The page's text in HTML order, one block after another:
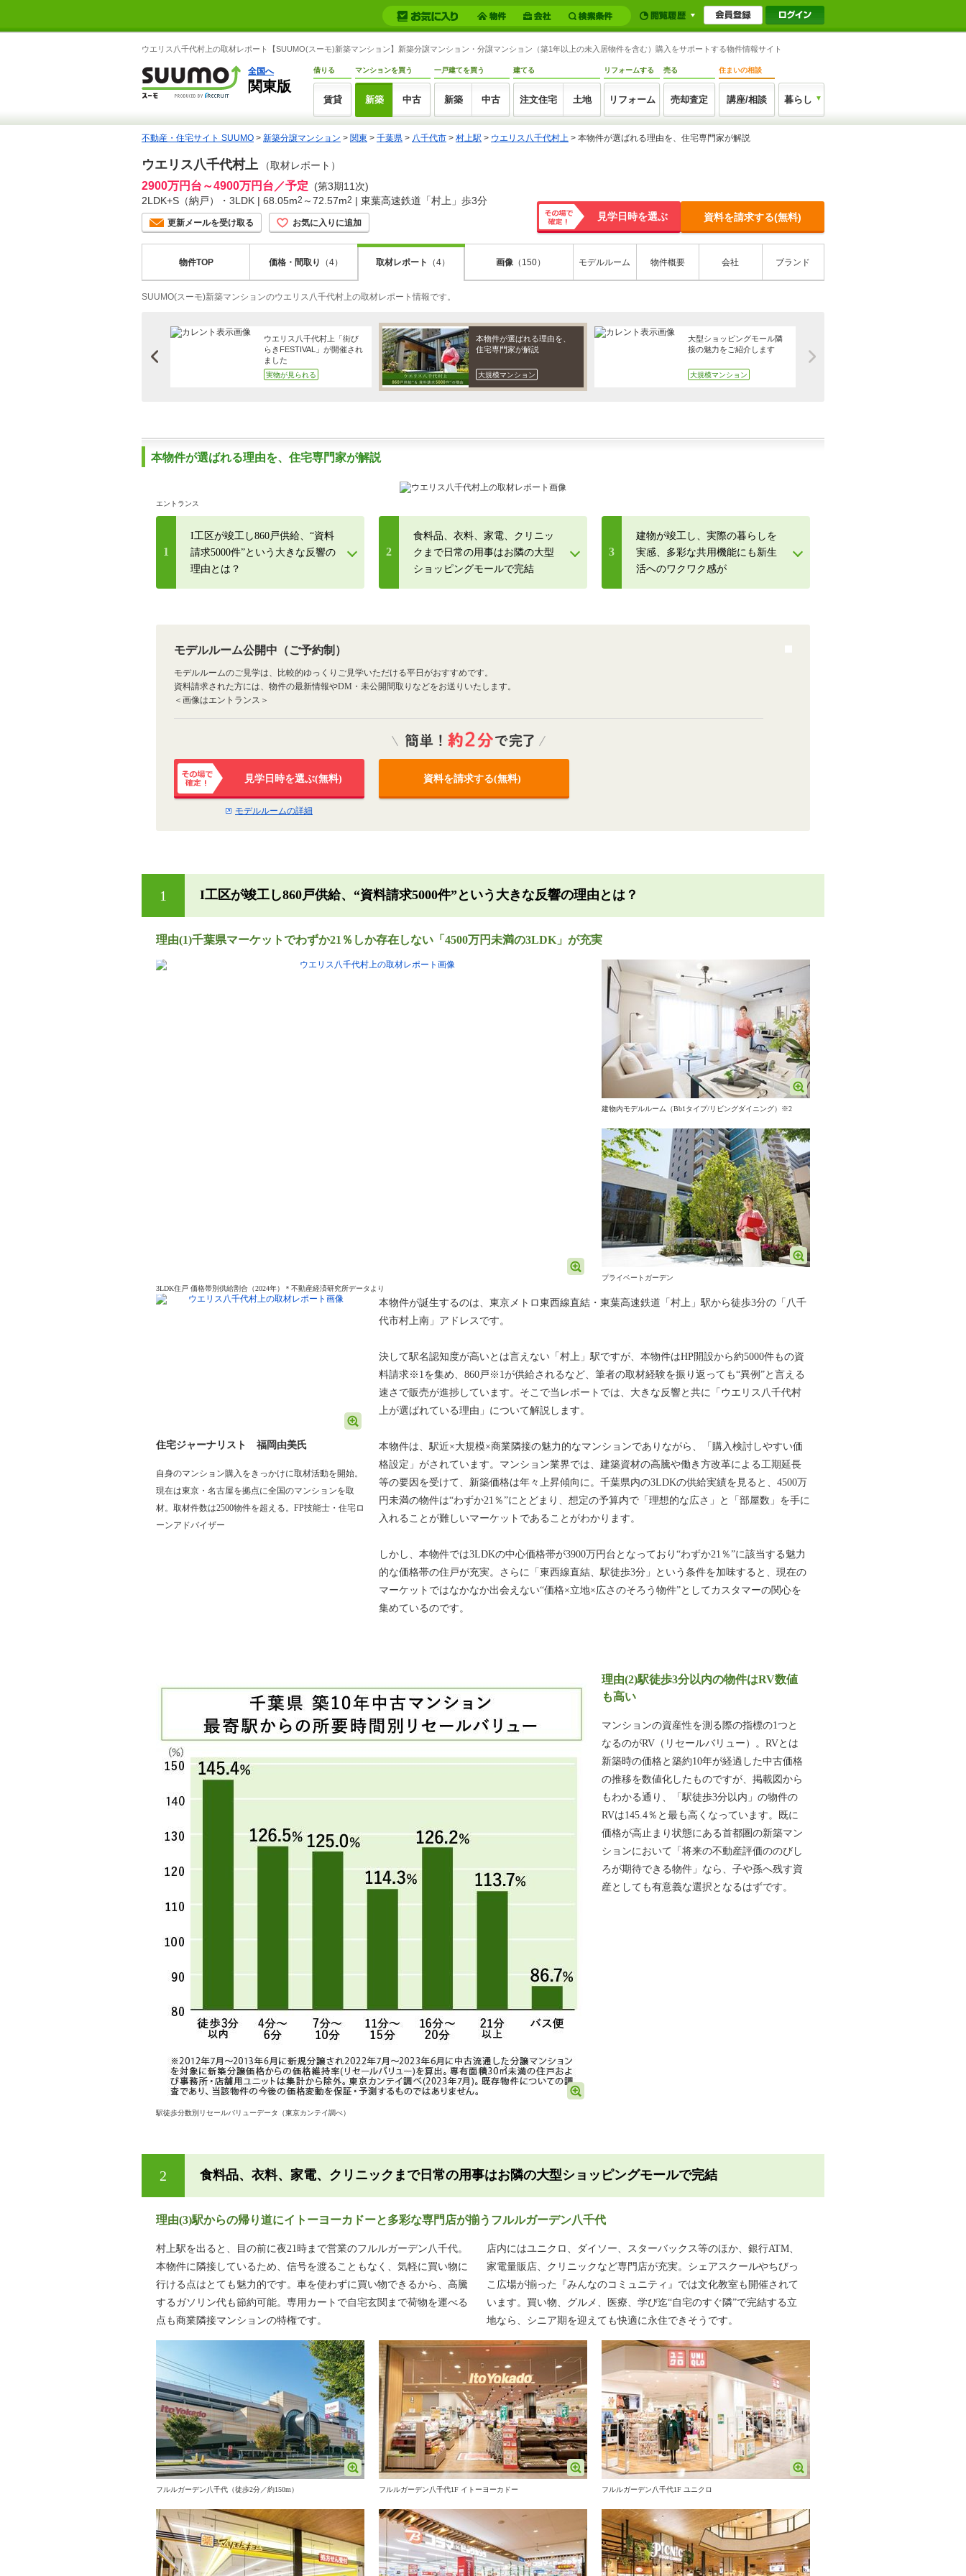
ウエリス八千代村上の取材レポート【SUUMO(スーモ)新築マンション】新築分譲マンション・分譲マンション（築1年以上の未入居物件を含む）購入をサポートする物件情報サイト
全国へ
関東版
借りる
賃貸
マンションを買う
新築 中古
一戸建てを買う
新築 中古
建てる
注文住宅 土地
リフォームする
リフォーム
売る
売却査定
住まいの相談
講座/相談 暮らし
不動産・住宅サイト SUUMO > 新築分譲マンション > 関東 > 千葉県 > 八千代市 > 村上駅 > ウエリス八千代村上 > 本物件が選ばれる理由を、住宅専門家が解説
ウエリス八千代村上 （取材レポート）
2900万円台～4900万円台／予定
(第3期11次)
2LDK+S（納戸）・3LDK | 68.05m2 ～72.57m2 | 東葉高速鉄道「村上」歩3分
更新メールを受け取る
お気に入りに追加
見学日時を選ぶ 資料を請求する(無料)
物件TOP 価格・間取り （4） 取材レポート （4） 画像 （150） モデルルーム 物件概要 会社 ブランド
SUUMO(スーモ)新築マンションのウエリス八千代村上の取材レポート情報です。
ウエリス八千代村上「街び
らきFESTIVAL」が開催され
ました
実物が見られる
本物件が選ばれる理由を、
住宅専門家が解説
大規模マンション
大型ショッピングモール隣
接の魅力をご紹介します
大規模マンション
本物件が選ばれる理由を、住宅専門家が解説
エントランス
1
I工区が竣工し860戸供給、“資料
請求5000件”という大きな反響の
理由とは？
2
食料品、衣料、家電、クリニッ
クまで日常の用事はお隣の大型
ショッピングモールで完結
3
建物が竣工し、実際の暮らしを
実感、多彩な共用機能にも新生
活へのワクワク感が
モデルルーム公開中（ご予約制）
モデルルームのご見学は、比較的ゆっくりご見学いただける平日がおすすめです。
資料請求された方には、物件の最新情報やDM・未公開間取りなどをお送りいたします。
＜画像はエントランス＞
その場で確
見学日時を選ぶ(無料)
モデルルームの詳細
資料を請求する(無料)
1 I工区が竣工し860戸供給、“資料請求5000件”という大きな反響の理由とは？
理由(1)千葉県マーケットでわずか21％しか存在しない「4500万円未満の3LDK」が充実
3LDK住戸 価格帯別供給割合（2024年）＊不動産経済研究所データより
建物内モデルルーム（Bb1タイプ/リビングダイニング）※2
プライベートガーデン
住宅ジャーナリスト 福岡由美氏
自身のマンション購入をきっかけに取材活動を開始。
現在は東京・名古屋を拠点に全国のマンションを取
材。取材件数は2500物件を超える。FP技能士・住宅ロ
ーンアドバイザー
本物件が誕生するのは、東京メトロ東西線直結・東葉高速鉄道「村上」駅から徒歩3分の「八千
代市村上南」アドレスです。
決して駅名認知度が高いとは言えない「村上」駅ですが、本物件はHP開設から約5000件もの資
料請求※1を集め、860戸※1が供給されるなど、筆者の取材経験を振り返っても“異例”と言える
速さで販売が進捗しています。そこで当レポートでは、大きな反響と共に「ウエリス八千代村
上が選ばれている理由」について解説します。
本物件は、駅近×大規模×商業隣接の魅力的なマンションでありながら、「購入検討しやすい価
格設定」がされています。マンション業界では、建築資材の高騰や働き方改革による工期延長
等の要因を受けて、新築価格は年々上昇傾向に。千葉県内の3LDKの供給実績を見ると、4500万
円未満の物件は“わずか21％”にとどまり、想定の予算内で「理想的な広さ」と「部屋数」を手に
入れることが難しいマーケットであることがわかります。
しかし、本物件では3LDKの中心価格帯が3900万円台となっており“わずか21％”に該当する魅力
的な価格帯の住戸が充実。さらに「東西線直結、駅徒歩3分」という条件を加味すると、現在の
マーケットではなかなか出会えない“価格×立地×広さのそろう物件”としてカスタマーの関心を
集めているのです。
駅徒歩分数別リセールバリューデータ（東京カンテイ調べ）
理由(2)駅徒歩3分以内の物件はRV数値
も高い
マンションの資産性を測る際の指標の1つと
なるのがRV（リセールバリュー）。RVとは
新築時の価格と築約10年が経過した中古価格
の推移を数値化したものですが、掲載図から
もわかる通り、「駅徒歩3分以内」の物件の
RVは145.4％と最も高くなっています。既に
価格が高止まり状態にある首都圏の新築マン
ションにおいて「将来の不動産評価ののびし
ろが期待できる物件」なら、子や孫へ残す資
産としても有意義な選択となるはずです。
2 食料品、衣料、家電、クリニックまで日常の用事はお隣の大型ショッピングモールで完結
理由(3)駅からの帰り道にイトーヨーカドーと多彩な専門店が揃うフルルガーデン八千代
村上駅を出ると、目の前に夜21時まで営業のフルルガーデン八千代。
本物件に隣接しているため、信号を渡ることもなく、気軽に買い物に
行ける点はとても魅力的です。車を使わずに買い物できるから、高騰
するガソリン代も節約可能。専用カートで自宅玄関まで荷物を運べる
点も商業隣接マンションの特権です。
店内にはユニクロ、ダイソー、スターバックス等のほか、銀行ATM、
家電量販店、クリニックなど専門店が充実。シェアスクールやちびっ
こ広場が揃った『みんなのコミュニティ』では文化教室も開催されて
います。買い物、グルメ、医療、学び迄“自宅のすぐ隣”で完結する立
地なら、シニア期を迎えても快適に永住できそうです。
フルルガーデン八千代（徒歩2分／約150m） フルルガーデン八千代1F イトーヨーカドー フルルガーデン八千代1F ユニクロ